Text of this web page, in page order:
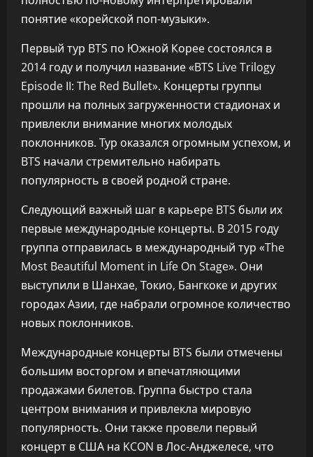
понятие «корейской поп-музыки».
Первый тур BTS по Южной Корее состоялся в
2014 году и получил название «BTS Live Trilogy
Episode II: The Red Bullet». Концерты группы
прошли на полных загруженности стадионах и
привлекли внимание многих молодых
поклонников. Тур оказался огромным успехом, и
BTS начали стремительно набирать
популярность в своей родной стране.
Следующий важный шаг в карьере BTS были их
первые международные концерты. В 2015 году
группа отправилась в международный тур «The
Most Beautiful Moment in Life On Stage». Они
выступили в Шанхае, Токио, Бангкоке и других
городах Азии, где набрали огромное количество
новых поклонников.
Международные концерты BTS были отмечены
большим восторгом и впечатляющими
продажами билетов. Группа быстро стала
центром внимания и привлекла мировую
популярность. Они также провели первый
концерт в США на KCON в Лос-Анджелесе, что